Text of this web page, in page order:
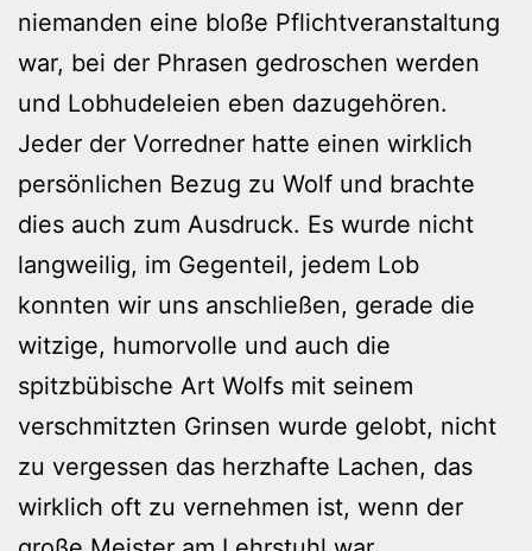
niemanden eine bloße Pflichtveranstaltung
war, bei der Phrasen gedroschen werden
und Lobhudeleien eben dazugehören.
Jeder der Vorredner hatte einen wirklich
persönlichen Bezug zu Wolf und brachte
dies auch zum Ausdruck. Es wurde nicht
langweilig, im Gegenteil, jedem Lob
konnten wir uns anschließen, gerade die
witzige, humorvolle und auch die
spitzbübische Art Wolfs mit seinem
verschmitzten Grinsen wurde gelobt, nicht
zu vergessen das herzhafte Lachen, das
wirklich oft zu vernehmen ist, wenn der